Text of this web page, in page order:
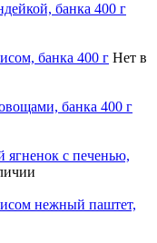
банка 400 г
банка 400 г Нет в
банка 400 г
ягненок с печенью,
нежный паштет,